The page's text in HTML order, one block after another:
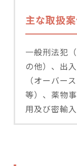
主な取扱
一般刑法犯
の他）、出
（オーバー
等）、薬物
用及び密輸入